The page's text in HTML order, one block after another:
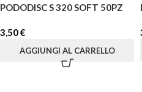
PODODISC S 320 SOFT 50PZ
3,50€
AGGIUNGI AL CARRELLO